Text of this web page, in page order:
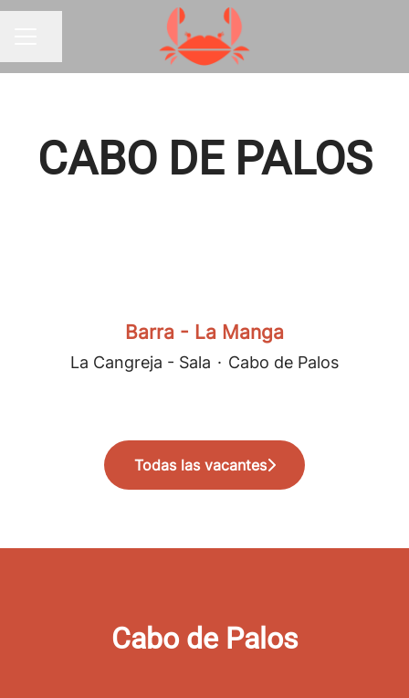
CABO DE PALOS
Barra - La Manga
La Cangreja - Sala · Cabo de Palos
Todas las vacantes
Cabo de Palos